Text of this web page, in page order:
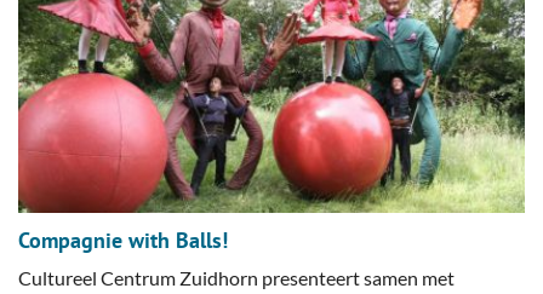
Compagnie with Balls!
Cultureel Centrum Zuidhorn presenteert samen met